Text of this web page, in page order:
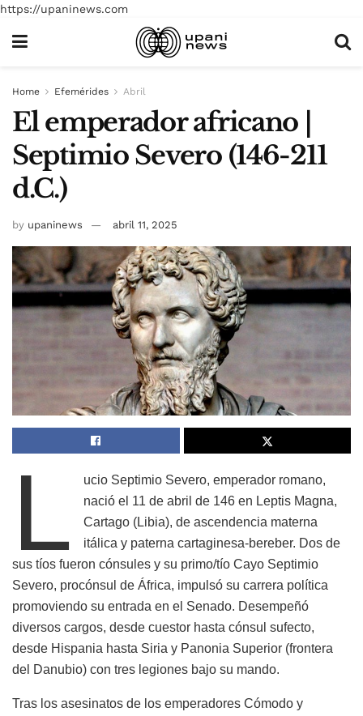
https://upaninews.com
Home Efemérides Abril
El emperador africano |
Septimio Severo (146-211
d.C.)
by upaninews abril 11, 2025
L
ucio Septimio Severo, emperador romano,
nació el 11 de abril de 146 en Leptis Magna,
Cartago (Libia), de ascendencia materna
itálica y paterna cartaginesa-bereber. Dos de
sus tíos fueron cónsules y su primo/tío Cayo Septimio
Severo, procónsul de África, impulsó su carrera política
promoviendo su entrada en el Senado. Desempeñó
diversos cargos, desde cuestor hasta cónsul sufecto,
desde Hispania hasta Siria y Panonia Superior (frontera
del Danubio) con tres legiones bajo su mando.
Tras los asesinatos de los emperadores Cómodo y